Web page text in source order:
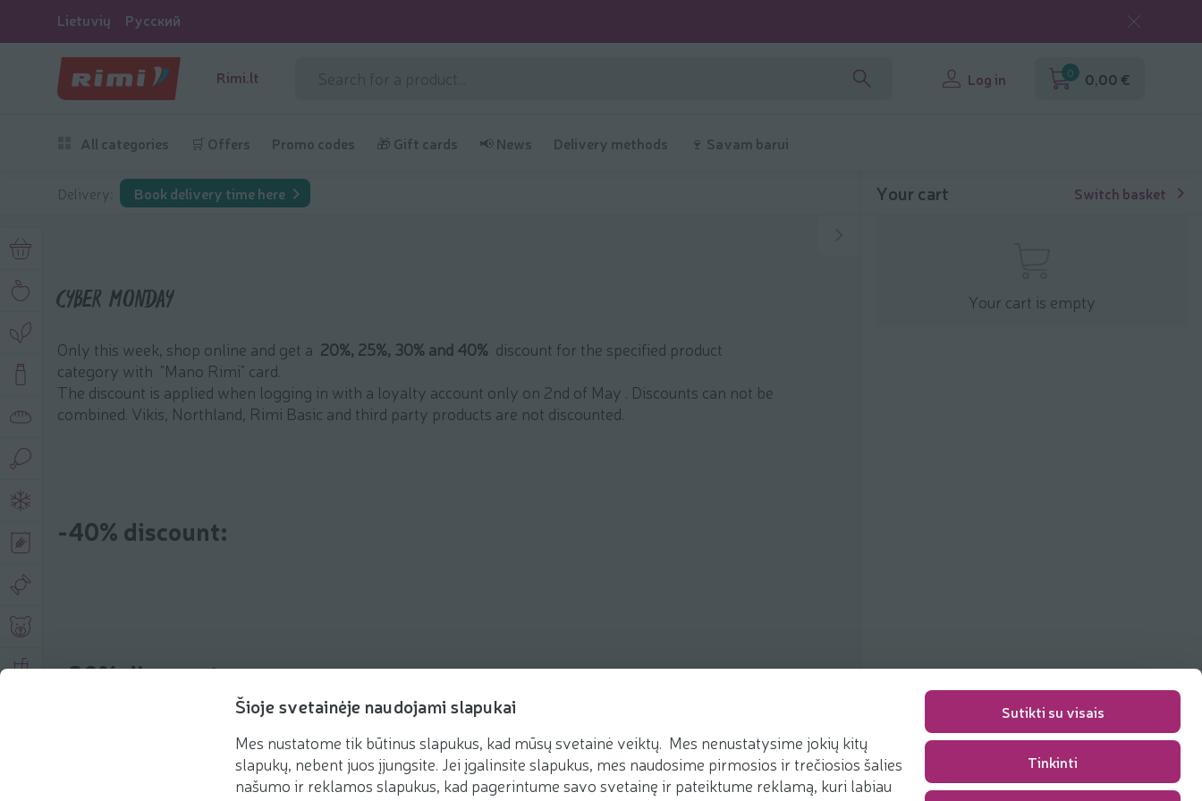
Šioje svetainėje naudojami slapukai
Mes nustatome tik būtinus slapukus, kad mūsų svetainė veiktų. Mes nenustatysime jokių kitų
slapukų, nebent juos įjungsite. Jei įgalinsite slapukus, mes naudosime pirmosios ir trečiosios šalies
našumo ir reklamos slapukus, kad pagerintume savo svetainę ir pateiktume reklamą, kuri labiau
Sutikti su visais
Tinkinti
Lietuvių Русский
Rimi.lt Log in 0 0,00 €
All categories 🛒 Offers Promo codes 🎁 Gift cards 📢 News Delivery methods 🍷 Savam barui
Delivery: Book delivery time here
CYBER MONDAY
Only this week, shop online and get a 20%, 25%, 30% and 40% discount for the specified product
category with "Mano Rimi" card.
The discount is applied when logging in with a loyalty account only on 2nd of May . Discounts can not be
combined. Vikis, Northland, Rimi Basic and third party products are not discounted.
-40% discount:
-30% discount:
Your cart Switch basket
Your cart is empty
Packaging fee 0,00 €